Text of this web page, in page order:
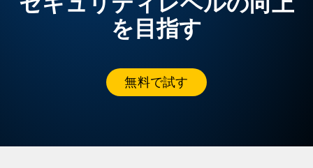
を目指す
無料で試す